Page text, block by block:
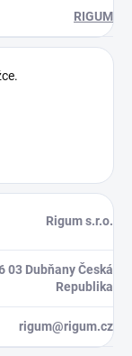
RIGUM
Rigum s.r.o.
03 Dubňany Česká
Republika
rigum@rigum.cz